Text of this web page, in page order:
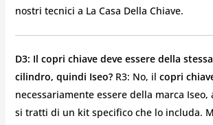
nostri tecnici a La Casa Della Chiave.
D3: Il copri chiave deve essere della
cilindro, quindi Iseo?R3: No, il copri
necessariamente essere della marca Iseo,
si tratti di un kit specifico che lo includa.